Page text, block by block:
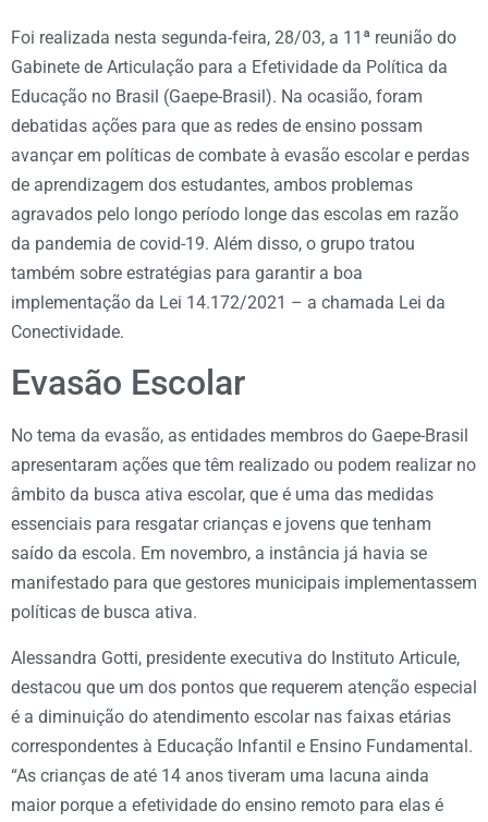
Foi realizada nesta segunda-feira, 28/03, a 11ª reunião do
Gabinete de Articulação para a Efetividade da Política da
Educação no Brasil (Gaepe-Brasil). Na ocasião, foram
debatidas ações para que as redes de ensino possam
avançar em políticas de combate à evasão escolar e perdas
de aprendizagem dos estudantes, ambos problemas
agravados pelo longo período longe das escolas em razão
da pandemia de covid-19. Além disso, o grupo tratou
também sobre estratégias para garantir a boa
implementação da Lei 14.172/2021 – a chamada Lei da
Conectividade.
Evasão Escolar
No tema da evasão, as entidades membros do Gaepe-Brasil
apresentaram ações que têm realizado ou podem realizar no
âmbito da busca ativa escolar, que é uma das medidas
essenciais para resgatar crianças e jovens que tenham
saído da escola. Em novembro, a instância já havia se
manifestado para que gestores municipais implementassem
políticas de busca ativa.
Alessandra Gotti, presidente executiva do Instituto Articule,
destacou que um dos pontos que requerem atenção especial
é a diminuição do atendimento escolar nas faixas etárias
correspondentes à Educação Infantil e Ensino Fundamental.
“As crianças de até 14 anos tiveram uma lacuna ainda
maior porque a efetividade do ensino remoto para elas é